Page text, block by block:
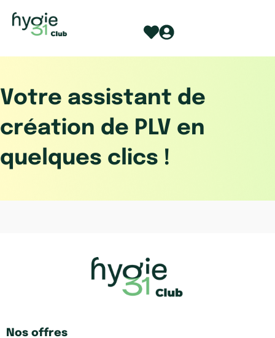
contenu
Votre assistant de
création de PLV en
quelques clics !
Nos offres